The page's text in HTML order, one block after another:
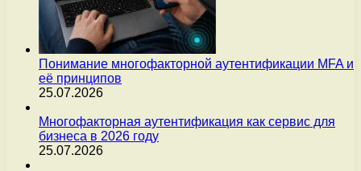
Понимание многофакторной аутентификации MFA и
её принципов
25.07.2026
Многофакторная аутентификация как сервис для
бизнеса в 2026 году
25.07.2026